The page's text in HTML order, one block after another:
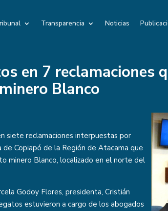
Transparencia Noticias
en 7 reclamaciones
Blanco
siete reclamaciones interpuestas por
Copiapó de la Región de Atacama que
minero Blanco, localizado en el norte del
Godoy Flores, presidenta, Cristián
estuvieron a cargo de los abogados